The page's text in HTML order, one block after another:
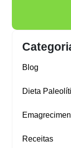
Blog
Dieta
Receitas